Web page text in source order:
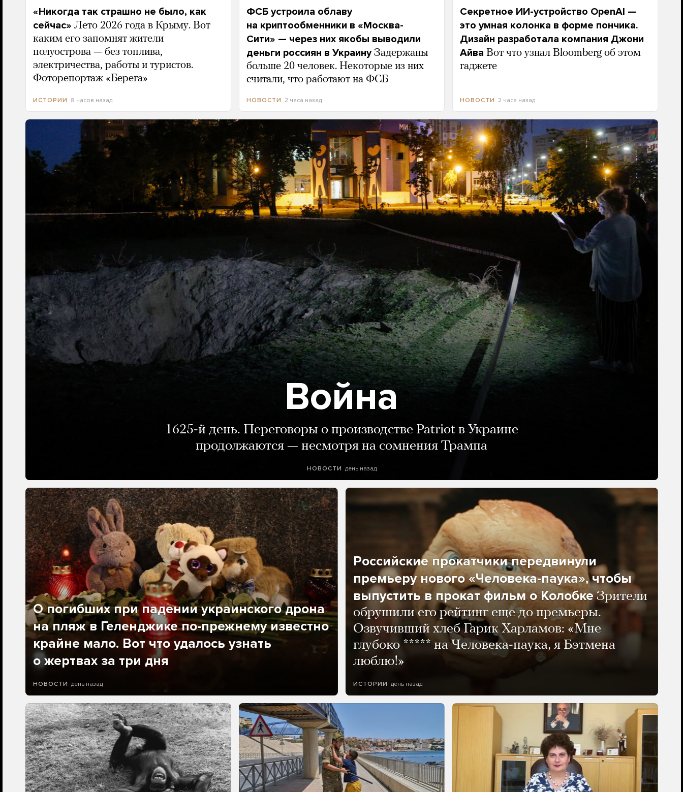
«Никогда так страшно не было, как
сейчас» Лето 2026 года в Крыму. Вот
каким его запомнят жители
полуострова — без топлива,
электричества, работы и туристов.
Фоторепортаж «Берега»
ИСТОРИИ 8 часов назад
ФСБ устроила облаву
на криптообменники в «Москва-
Сити» — через них якобы выводили
деньги россиян в Украину Задержаны
больше 20 человек. Некоторые из них
считали, что работают на ФСБ
НОВОСТИ 2 часа назад
Секретное ИИ-устройство OpenAI —
это умная колонка в форме пончика.
Дизайн разработала компания Джони
Айва Вот что узнал Bloomberg об этом
гаджете
НОВОСТИ 2 часа назад
Война
1625-й день. Переговоры о производстве Patriot в Украине
продолжаются — несмотря на сомнения Трампа
НОВОСТИ день назад
О погибших при падении украинского дрона
на пляж в Геленджике по-прежнему известно
крайне мало. Вот что удалось узнать
о жертвах за три дня
НОВОСТИ день назад
Российские прокатчики передвинули
премьеру нового «Человека-паука», чтобы
выпустить в прокат фильм о Колобке Зрители
обрушили его рейтинг еще до премьеры.
Озвучивший хлеб Гарик Харламов: «Мне
глубоко ***** на Человека-паука, я Бэтмена
люблю!»
ИСТОРИИ день назад